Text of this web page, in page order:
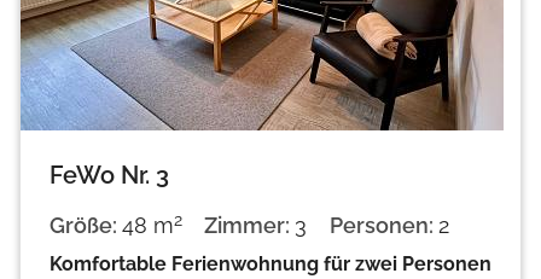
FeWo Nr. 3
Größe: 48 m2 Zimmer: 3 Personen: 2
Komfortable Ferienwohnung für zwei Personen